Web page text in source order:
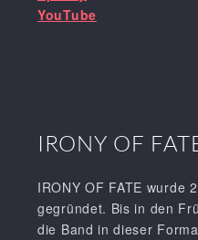
YouTube
IRONY OF
IRONY OF FATE wurde
gegründet. Bis in den
die Band in dieser